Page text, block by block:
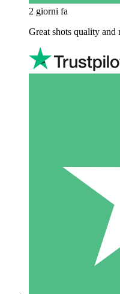
2 giorni fa
Great shots quality and